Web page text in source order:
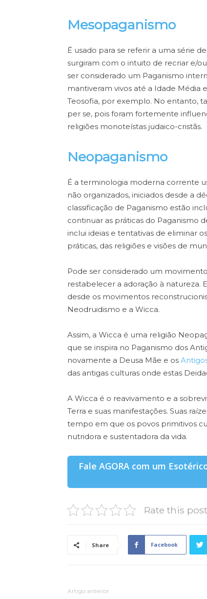
Mesopaganismo
É usado para se referir a uma série
surgiram com o intuito de recriar e/
ser considerado um Paganismo
mantiveram vivos até a Idade Média
Teosofia, por exemplo. No entanto,
per se, pois foram fortemente
religiões monoteístas judaico-cristãs.
Neopaganismo
É a terminologia moderna corrente
não organizados, iniciados desde a
classificação de Paganismo estão
continuar as práticas do Paganismo
inclui ideias e tentativas de eliminar
práticas, das religiões e visões de
Pode ser considerado um
restabelecer a adoração à natureza.
desde os movimentos
Neodruidismo e a Wicca.
Assim, a Wicca é uma religião
que se inspira no Paganismo dos
novamente a Deusa Mãe e os
das antigas culturas onde estas
A Wicca é o reavivamento e a
Terra e suas manifestações. Suas
tempo em que os povos primitivos
nutridora e sustentadora da vida.
Fale AGORA com um
Rate this post
Share Facebook
Artigo anterior